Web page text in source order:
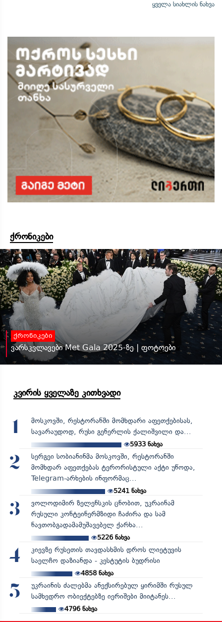
ყველა სიახლის ნახვა
ქრონიკები
ქრონიკები
ვარსკვლავები Met Gala 2025-ზე | ფოტოები
კვირის ყველაზე კითხვადი
1
მოსკოვში, რესტორანში მომხდარი აფეთქებისას,
სავარაუდოდ, რუსი გენერლის ქალიშვილი და...
5933 ნახვა
2
სერგეი სობიანინმა მოსკოვში, რესტორანში
მომხდარ აფეთქებას ტერორისტული აქტი უწოდა,
Telegram-არხების ინფორმაც...
5241ნახვა
3
ვოლოდიმირ ზელენსკის ცნობით, უკრაინამ
რუსული კონტეინერმზიდი ჩაძირა და სამ
ნავთობგადამამუშავებელ ქარხა...
5226ნახვა
4
კიევზე რუსეთის თავდასხმის დროს ლიეტუვის
საელჩო დაზიანდა - კესტუტის ბუდრისი
4858ნახვა
5
უკრაინის ძალებმა ანექსირებულ ყირიმში რუსულ
სამხედრო ობიექტებზე იერიშები მიიტანეს...
4796ნახვა